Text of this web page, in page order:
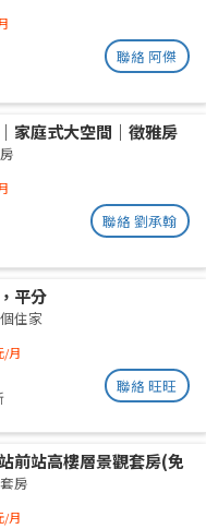
聯絡 阿傑
家庭式大空間｜徵雅房
聯絡 劉承翰
平分
住家
/月
聯絡 旺旺
前站高樓層景觀套房(免
房
/月